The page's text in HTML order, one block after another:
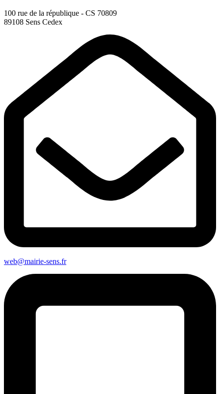
100 rue de la république - CS 70809
89108 Sens Cedex
web@mairie-sens.fr